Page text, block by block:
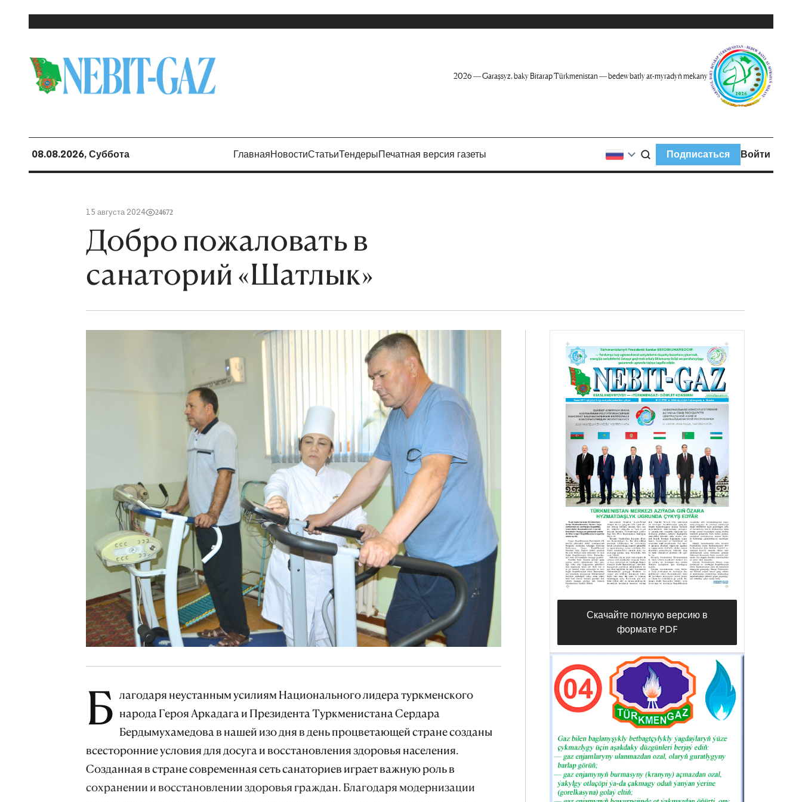
2026 — Garaşsyz, baky Bitarap Türkmenistan — bedew batly at-myradyň mekany
08.08.2026, Суббота ГлавнаяНовостиСтатьиТендерыПечатная версия газеты Подписаться Войти
15 августа 2024 24672
Добро пожаловать в
санаторий «Шатлык»
Б лагодаря неустанным усилиям Национального лидера туркменского
народа Героя Аркадага и Президента Туркменистана Сердара
Бердымухамедова в нашей изо дня в день процветающей стране созданы
всесторонние условия для досуга и восстановления здоровья населения.
Созданная в стране современная сеть санаториев играет важную роль в
сохранении и восстановлении здоровья граждан. Благодаря модернизации
Скачайте полную версию в
формате PDF